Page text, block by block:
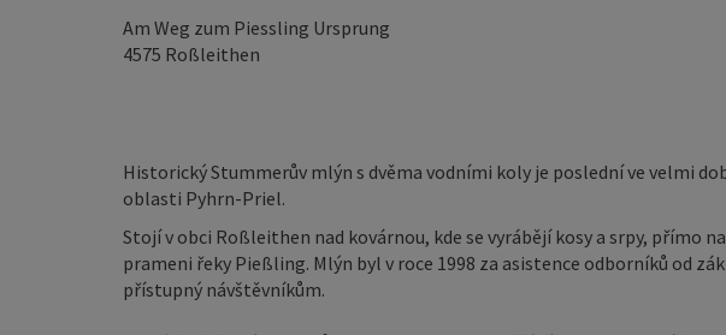
Am Weg zum Piessling Ursprung
4575 Roßleithen
Historický Stummerův mlýn s dvěma vodními koly je poslední ve velmi
oblasti Pyhrn-Priel.
Stojí v obci Roßleithen nad kovárnou, kde se vyrábějí kosy a srpy, přímo
prameni řeky Pießling. Mlýn byl v roce 1998 za asistence odborníků od
přístupný návštěvníkům.